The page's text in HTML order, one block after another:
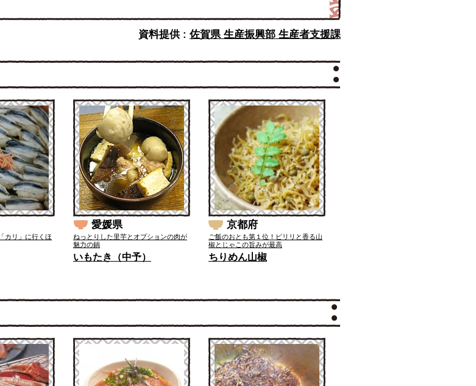
資料提供 : 佐賀県 生産振興部 生産者支援課
カリ」に行くほ
愛媛県
ねっとりした里芋とオプションの肉が
魅力の鍋
いもたき（中予）
京都府
ご飯のおとも第１位！ピリリと香る山
椒とじゃこの旨みが最高
ちりめん山椒